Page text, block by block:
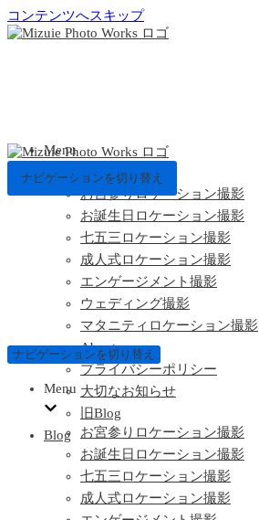
コンテンツへスキップ
Menu
お宮参りロケーション撮影
お誕生日ロケーション撮影
七五三ロケーション撮影
成人式ロケーション撮影
エンゲージメント撮影
ウェディング撮影
マタニティロケーション撮影
About
プライバシーポリシー
大切なお知らせ
旧Blog
Blog
ナビゲーションを切り替え
ナビゲーションを切り替え
Menu
お宮参りロケーション撮影
お誕生日ロケーション撮影
七五三ロケーション撮影
成人式ロケーション撮影